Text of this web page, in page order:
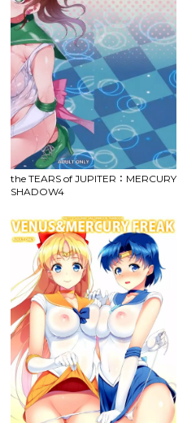
the TEARS of JUPITER：MERCURY
SHADOW4